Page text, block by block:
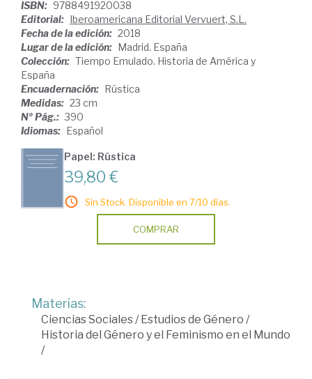
ISBN: 9788491920038
Editorial: Iberoamericana Editorial Vervuert, S.L.
Fecha de la edición: 2018
Lugar de la edición: Madrid. España
Colección: Tiempo Emulado. Historia de América y
España
Encuadernación: Rústica
Medidas: 23 cm
Nº Pág.: 390
Idiomas: Español
Papel: Rústica
39,80 €
Sin Stock. Disponible en 7/10 días.
COMPRAR
Materias:
Ciencias Sociales/Estudios de Género /
Historia del Género y el Feminismo en el Mundo
/